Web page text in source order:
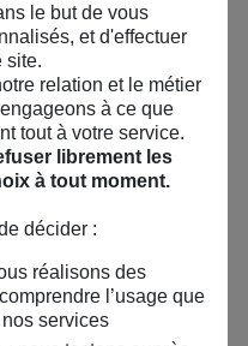
tranquille !
mention contraire.
le but de vous
et d'effectuer
site.
relation et le métier
à ce que
tout à votre service.
librement les
à tout moment.
décider :
réalisons des
l’usage que
services